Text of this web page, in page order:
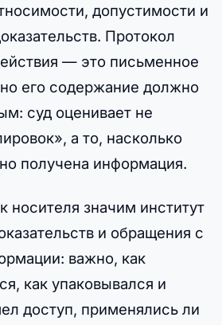
допустимости и
Протокол
— это письменное
но его содержание должно
суд оценивает не
а то, насколько
получена информация.
носителя значим институт
и обращения с
важно, как
как упаковывался и
доступ, применялись ли